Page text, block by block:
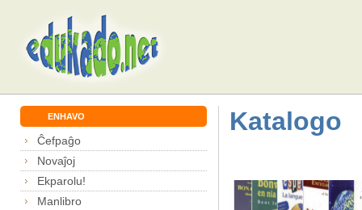
ENHAVO
Ĉefpaĝo
Novaĵoj
Ekparolu!
Manlibro
Katalogo